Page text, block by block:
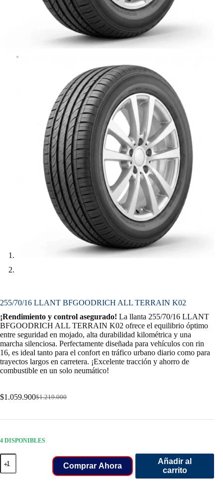
255/70/16 LLANT BFGOODRICH ALL TERRAIN K02
¡Rendimiento y control asegurado! La llanta 255/70/16 LLANT
BFGOODRICH ALL TERRAIN K02 ofrece el equilibrio óptimo
entre seguridad en mojado, alta durabilidad kilométrica y una
marcha silenciosa. Perfectamente diseñada para vehículos con rin
16, es ideal tanto para el confort en tráfico urbano diario como para
trayectos largos en carretera. ¡Excelente tracción y ahorro de
combustible en un solo neumático!
$1.219.000
Original
was:
$1.059.900Current
is:
4 DISPONIBLES
255/70/16
LLANT
BFGOODRICH
Comprar Ahora
Añadir al
carrito